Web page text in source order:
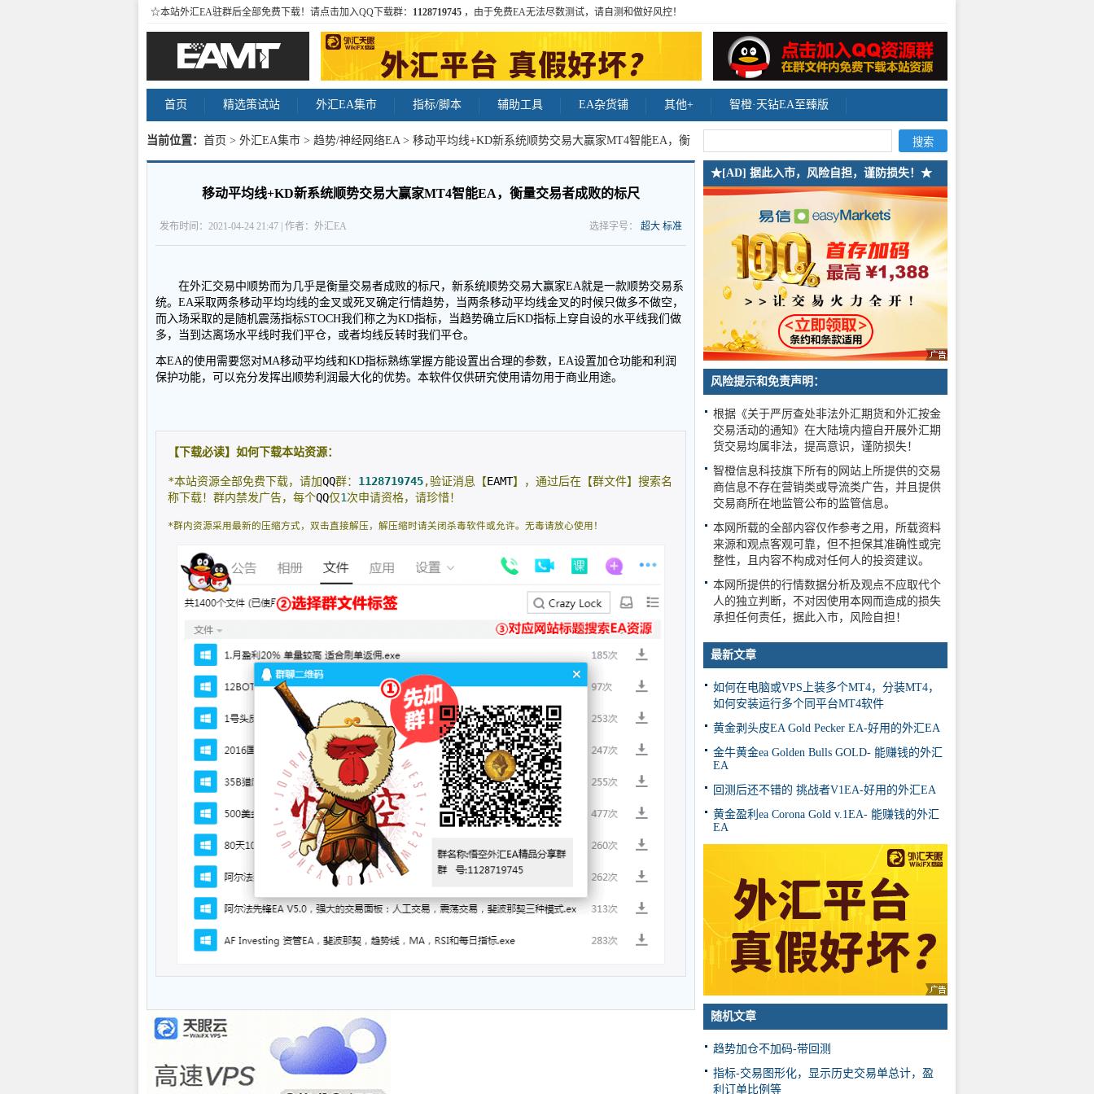
☆本站外汇EA驻群后全部免费下载！请点击加入QQ下载群： 1128719745 ，由于免费EA无法尽数测试，请自测和做好风控！
首页 精选策试站 外汇EA集市 指标/脚本 辅助工具 EA杂货铺 其他+ 智橙·天钻EA至臻版
当前位置： 首页 > 外汇EA集市 > 趋势/神经网络EA> 移动平均线+KD新系统顺势交易大赢家MT4智能EA，衡
量交易者成败的标尺 内容
移动平均线+KD新系统顺势交易大赢家MT4智能EA，衡量交易者成败的标尺
选择字号： 超大 标准
发布时间：2021-04-24 21:47 | 作者：外汇EA
在外汇交易中顺势而为几乎是衡量交易者成败的标尺，新系统顺势交易大赢家EA就是一款顺势交易系
统。EA采取两条移动平均均线的金叉或死叉确定行情趋势，当两条移动平均线金叉的时候只做多不做空，
而入场采取的是随机震荡指标STOCH我们称之为KD指标，当趋势确立后KD指标上穿自设的水平线我们做
多，当到达离场水平线时我们平仓，或者均线反转时我们平仓。
本EA的使用需要您对MA移动平均线和KD指标熟练掌握方能设置出合理的参数，EA设置加仓功能和利润
保护功能，可以充分发挥出顺势利润最大化的优势。本软件仅供研究使用请勿用于商业用途。
【下载必读】如何下载本站资源：
*本站资源全部免费下载，请加QQ群： 1128719745,验证消息【EAMT】，通过后在【群文件】搜索名
称下载！群内禁发广告，每个QQ仅1次申请资格，请珍惜！
*群内资源采用最新的压缩方式，双击直接解压，解压缩时请关闭杀毒软件或允许。无毒请放心使用！
★[AD] 据此入市，风险自担，谨防损失！★
风险提示和免责声明：
根据《关于严厉查处非法外汇期货和外汇按金
交易活动的通知》在大陆境内擅自开展外汇期
货交易均属非法，提高意识，谨防损失！
智橙信息科技旗下所有的网站上所提供的交易
商信息不存在营销类或导流类广告，并且提供
交易商所在地监管公布的监管信息。
本网所载的全部内容仅作参考之用，所载资料
来源和观点客观可靠，但不担保其准确性或完
整性，且内容不构成对任何人的投资建议。
本网所提供的行情数据分析及观点不应取代个
人的独立判断，不对因使用本网而造成的损失
承担任何责任，据此入市，风险自担！
最新文章
如何在电脑或VPS上装多个MT4，分装MT4，
如何安装运行多个同平台MT4软件
黄金剥头皮EA Gold Pecker EA-好用的外汇EA
金牛黄金ea Golden Bulls GOLD- 能赚钱的外汇
EA
回测后还不错的 挑战者V1EA-好用的外汇EA
黄金盈利ea Corona Gold v.1EA- 能赚钱的外汇
EA
随机文章
趋势加仓不加码-带回测
指标-交易图形化，显示历史交易单总计，盈
利订单比例等